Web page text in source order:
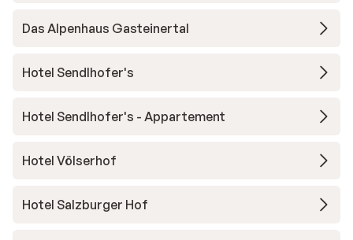
Das Alpenhaus Gasteinertal
Hotel Sendlhofer's
Hotel Sendlhofer's - Appartement
Hotel Völserhof
Hotel Salzburger Hof